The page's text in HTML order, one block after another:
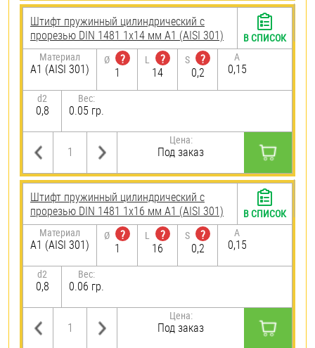
Штифт пружинный цилиндрический с
прорезью DIN 1481 1х14 мм А1 (AISI 301)
Материал
А1 (AISI 301)
Ø
?
1
L
?
14
S
?
0,2
A
0,15
d2
0,8
Вес:
0.05 гр.
Цена:
Под заказ
В СПИСОК
Штифт пружинный цилиндрический с
прорезью DIN 1481 1х16 мм А1 (AISI 301)
Материал
А1 (AISI 301)
Ø
?
1
L
?
16
S
?
0,2
A
0,15
d2
0,8
Вес:
0.06 гр.
Цена:
Под заказ
В СПИСОК